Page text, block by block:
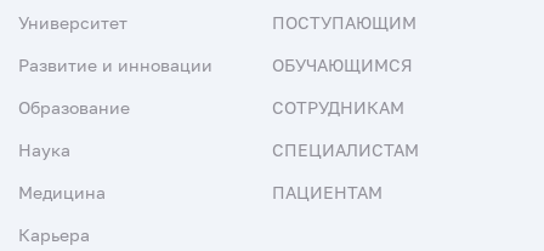
Университет
Развитие и инновации
Образование
Наука
Медицина
Карьера
ПОСТУПАЮЩИМ
ОБУЧАЮЩИМСЯ
СОТРУДНИКАМ
СПЕЦИАЛИСТАМ
ПАЦИЕНТАМ